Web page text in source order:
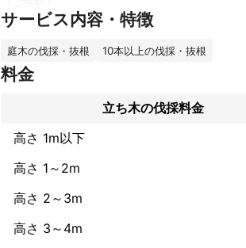
はじめまして、東京を中心にお庭一式のお手入
さて、ご紹介ですが、私は庭木の仕事をはじめ
(歳も45歳になります(笑い泣き))お客様のお気持
トーとし、お客様のご満足度を第一に頑張ってお
《お仕事にあたってのお約束》
○ コロナウイルス対策義務化
（お客様接客時マスク着用、朝夕検温、消毒）
○お見積もり無料‼
○お茶、食事は無用！
○トイレはお借り致しません。
サービス内容・特徴
庭木の伐採・抜根 10本以上の伐採・抜根
料金
立ち木の伐採料金
高さ 1m以下
高さ 1～2m
高さ 2～3m
高さ 3～4m